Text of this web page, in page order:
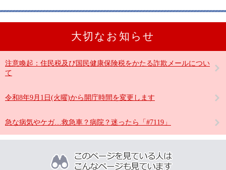
大切なお知らせ
注意喚起：住民税及び国民健康保険税をかたる詐欺メールについ
て
令和8年9月1日(火曜)から開庁時間を変更します
急な病気やケガ…救急車？病院？迷ったら「#7119」